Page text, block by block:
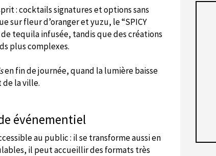
: cocktails signatures et options sans
sur fleur d’oranger et yuzu, le “SPICY
de tequila infusée, tandis que des créations
plus complexes.
en fin de journée, quand la lumière baisse
la ville.
événementiel
au public : il se transforme aussi en
il peut accueillir des formats très